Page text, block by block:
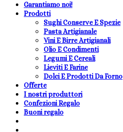
Garantiamo noi!
Prodotti
Sughi Conserve E Spezie
Pasta Artigianale
Vini E Birre Artigianali
Olio E Condimenti
Legumi E Cereali
Lieviti E Farine
Dolci E Prodotti Da Forno
Offerte
I nostri produttori
Confezioni Regalo
Buoni regalo